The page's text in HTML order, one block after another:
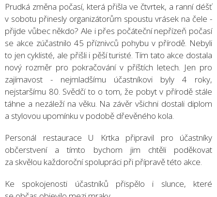
Prudká změna počasí, která přišla ve čtvrtek, a ranní déšť
v sobotu přinesly organizátorům spoustu vrásek na čele -
přijde vůbec někdo? Ale i přes počáteční nepřízeň počasí
se akce zúčastnilo 45 příznivců pohybu v přírodě. Nebyli
to jen cyklisté, ale přišli i pěší turisté. Tím tato akce dostala
nový rozměr pro pokračování v příštích letech. Jen pro
zajímavost - nejmladšímu účastníkovi byly 4 roky,
nejstaršímu 80. Svědčí to o tom, že pobyt v přírodě stále
táhne a nezáleží na věku. Na závěr všichni dostali diplom
a stylovou upomínku v podobě dřevěného kola.
Personál restaurace U Krtka připravil pro účastníky
občerstvení a tímto bychom jim chtěli poděkovat
za skvělou každoroční spolupráci při přípravě této akce.
Ke spokojenosti účastníků přispělo i slunce, které